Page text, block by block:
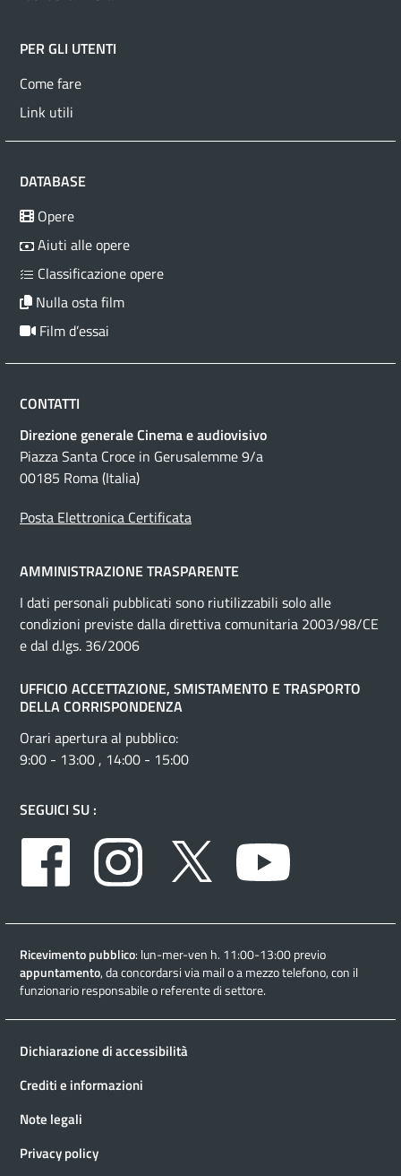
PER GLI UTENTI
Come fare
Link utili
DATABASE
Opere
Aiuti alle opere
Classificazione opere
Nulla osta film
Film d’essai
CONTATTI
Direzione generale Cinema e audiovisivo
Piazza Santa Croce in Gerusalemme 9/a
00185 Roma (Italia)
Posta Elettronica Certificata
AMMINISTRAZIONE TRASPARENTE
I dati personali pubblicati sono riutilizzabili solo alle
condizioni previste dalla direttiva comunitaria 2003/98/CE
e dal d.lgs. 36/2006
UFFICIO ACCETTAZIONE, SMISTAMENTO E TRASPORTO
DELLA CORRISPONDENZA
Orari apertura al pubblico:
9:00 - 13:00 , 14:00 - 15:00
SEGUICI SU :
Facebook
Instagram Twitter
Ricevimento pubblico: lun-mer-ven h. 11:00-13:00 previo
appuntamento, da concordarsi via mail o a mezzo telefono, con il
funzionario responsabile o referente di settore.
Dichiarazione di accessibilità
Crediti e informazioni
Note legali
Privacy policy